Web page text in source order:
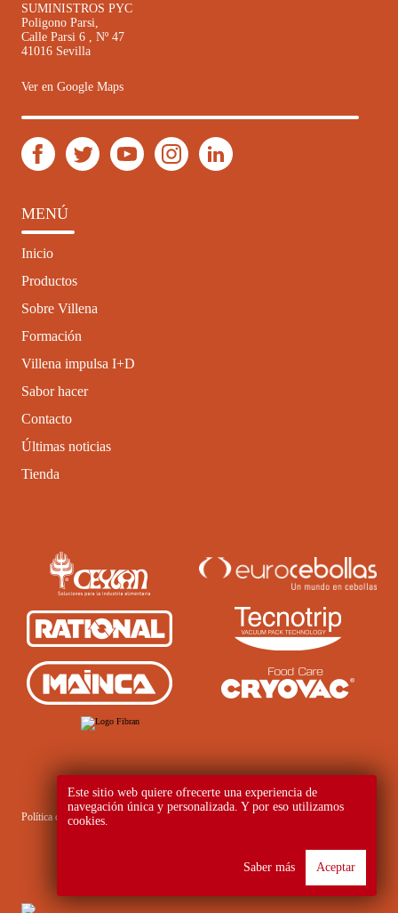
SUMINISTROS PYC
Poligono Parsi,
Calle Parsi 6 , Nº 47
41016 Sevilla
Ver en Google Maps
MENÚ
Inicio
Productos
Sobre Villena
Formación
Villena impulsa I+D
Sabor hacer
Contacto
Últimas noticias
Tienda
Política de privacidad Política de cookies Consentimiento de datos
Este sitio web quiere ofrecerte una experiencia de
navegación única y personalizada. Y por eso utilizamos
cookies.
Saber más Aceptar